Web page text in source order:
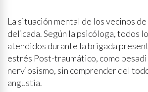
La situación mental de los vecinos de
delicada. Según la psicóloga, todos
atendidos durante la brigada
estrés Post-traumático, como
nerviosismo, sin comprender del
angustia.